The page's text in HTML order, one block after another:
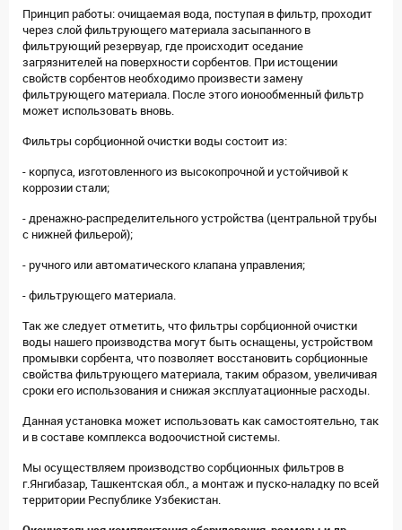
Принцип работы: очищаемая вода, поступая в фильтр, проходит
через слой фильтрующего материала засыпанного в
фильтрующий резервуар, где происходит оседание
загрязнителей на поверхности сорбентов. При истощении
свойств сорбентов необходимо произвести замену
фильтрующего материала. После этого ионообменный фильтр
может использовать вновь.
Фильтры сорбционной очистки воды состоит из:
- корпуса, изготовленного из высокопрочной и устойчивой к
коррозии стали;
- дренажно-распределительного устройства (центральной трубы
с нижней фильерой);
- ручного или автоматического клапана управления;
- фильтрующего материала.
Так же следует отметить, что фильтры сорбционной очистки
воды нашего производства могут быть оснащены, устройством
промывки сорбента, что позволяет восстановить сорбционные
свойства фильтрующего материала, таким образом, увеличивая
сроки его использования и снижая эксплуатационные расходы.
Данная установка может использовать как самостоятельно, так
и в составе комплекса водоочистной системы.
Мы осуществляем производство сорбционных фильтров в
г.Янгибазар, Ташкентская обл., а монтаж и пуско-наладку по всей
территории Республике Узбекистан.